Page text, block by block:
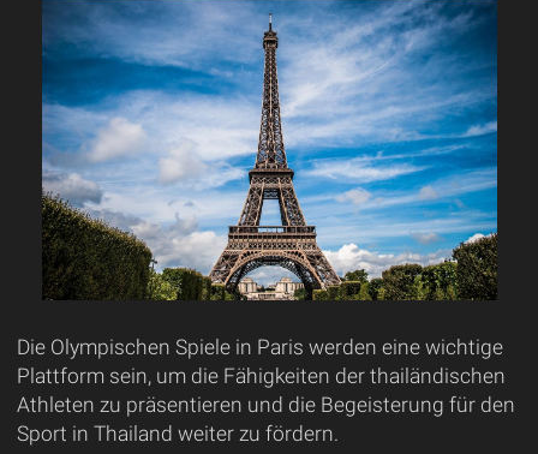
Die Olympischen Spiele in Paris werden eine wichtige
Plattform sein, um die Fähigkeiten der thailändischen
Athleten zu präsentieren und die Begeisterung für den
Sport in Thailand weiter zu fördern.